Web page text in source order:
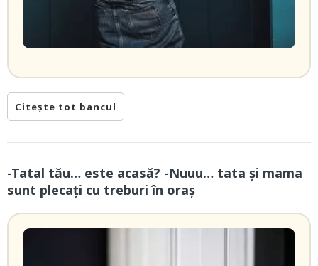
Citește tot bancul
-Tatal tău… este acasă? -Nuuu… tata și mama
sunt plecați cu treburi în oraș